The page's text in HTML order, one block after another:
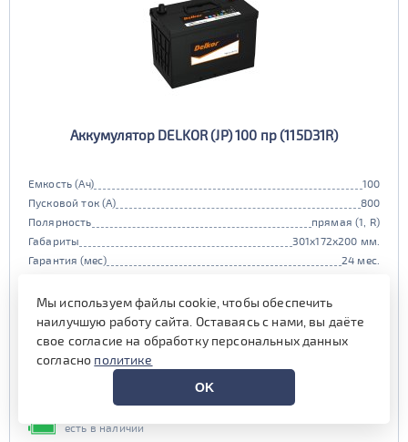
Аккумулятор DELKOR (JP) 100 пр (115D31R)
Емкость (Ач)
100
Пусковой ток (А)
800
Полярность
прямая (1, R)
Габариты
301x172x200 мм.
Гарантия (мес)
24 мес.
при обмене старой АКБ
аналогичного типоразмера
17 990 руб.
есть в наличии
Мы используем файлы cookie, чтобы обеспечить
наилучшую работу сайта. Оставаясь с нами, вы даёте
свое согласие на обработку персональных данных
согласно политике
OK